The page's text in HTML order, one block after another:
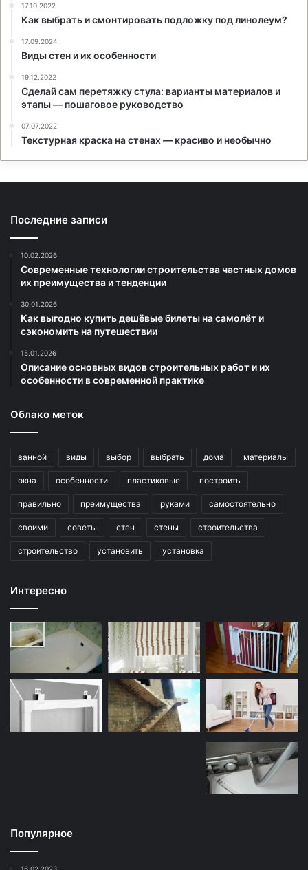
17.10.2022
Как выбрать и смонтировать подложку под линолеум?
17.09.2024
Виды стен и их особенности
19.12.2022
Сделай сам перетяжку стула: варианты материалов и
этапы — пошаговое руководство
07.07.2022
Текстурная краска на стенах — красиво и необычно
Последние записи
10.02.2026
Современные технологии строительства частных домов
их преимущества и тенденции
30.01.2026
Как выгодно купить дешёвые билеты на самолёт и
сэкономить на путешествии
15.01.2026
Описание основных видов строительных работ и их
особенности в современной практике
Облако меток
ванной виды выбор выбрать дома материалы
окна особенности пластиковые построить
правильно преимущества руками самостоятельно
своими советы стен стены строительства
строительство установить установка
Интересно
Популярное